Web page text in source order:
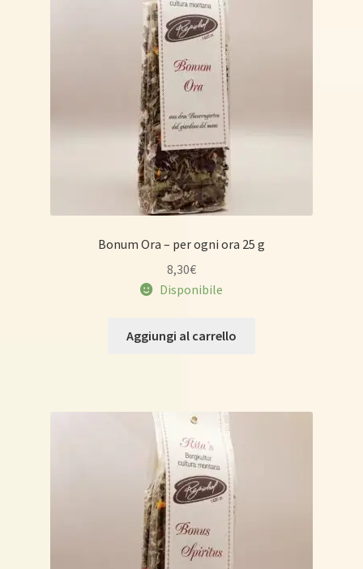
Bonum Ora – per ogni ora 25 g
8,30€
Disponibile
Aggiungi al carrello